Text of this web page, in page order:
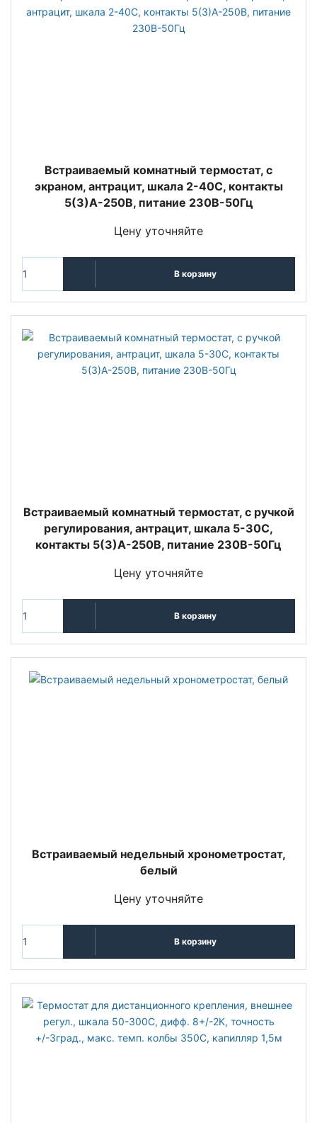
Встраиваемый комнатный термостат, с
экраном, антрацит, шкала 2-40C, контакты
5(3)A-250В, питание 230В-50Гц
Цену уточняйте
В корзину
Встраиваемый комнатный термостат, с ручкой
регулирования, антрацит, шкала 5-30C,
контакты 5(3)A-250В, питание 230В-50Гц
Цену уточняйте
В корзину
Встраиваемый недельный хронометростат,
белый
Цену уточняйте
В корзину